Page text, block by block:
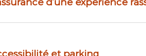
et parking